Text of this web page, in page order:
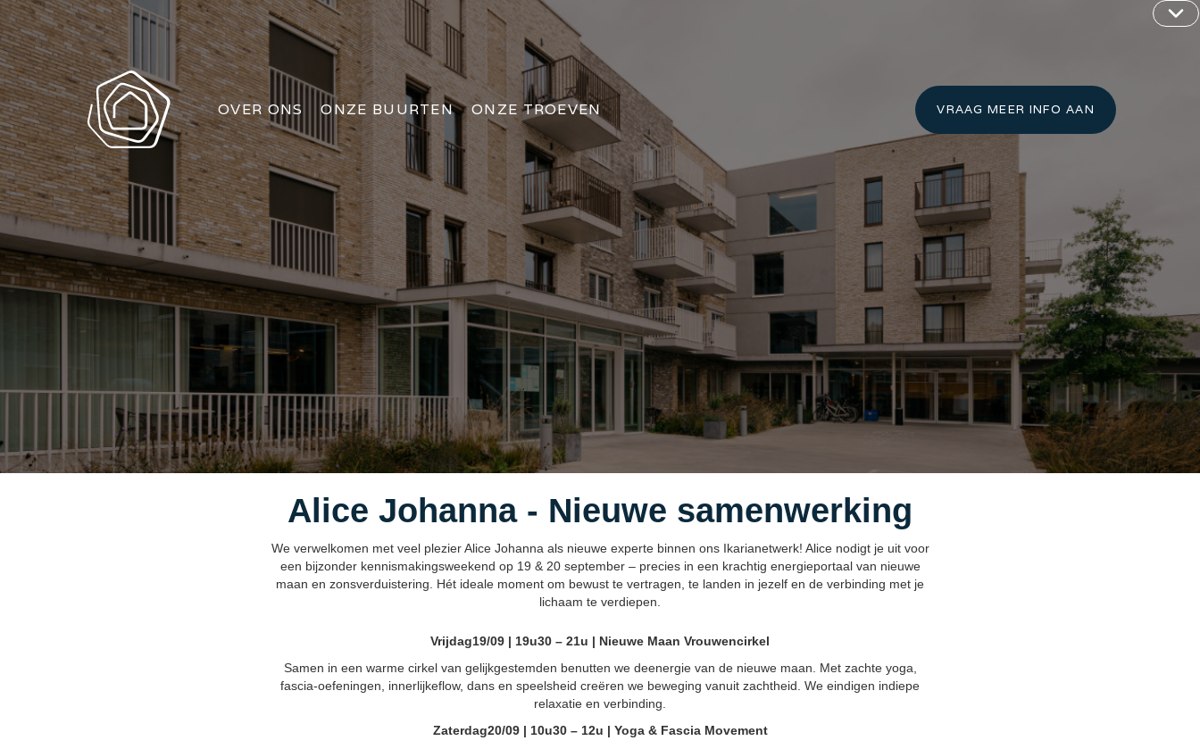
OVER ONS ONZE BUURTEN ONZE TROEVEN VRAAG MEER INFO AAN
Alice Johanna - Nieuwe samenwerking
We verwelkomen met veel plezier Alice Johanna als nieuwe experte binnen ons Ikarianetwerk! Alice nodigt je uit voor
een bijzonder kennismakingsweekend op 19 & 20 september – precies in een krachtig energieportaal van nieuwe
maan en zonsverduistering. Hét ideale moment om bewust te vertragen, te landen in jezelf en de verbinding met je
lichaam te verdiepen.
Vrijdag19/09 | 19u30 – 21u | Nieuwe Maan Vrouwencirkel
Samen in een warme cirkel van gelijkgestemden benutten we deenergie van de nieuwe maan. Met zachte yoga,
fascia-oefeningen, innerlijkeflow, dans en speelsheid creëren we beweging vanuit zachtheid. We eindigen indiepe
relaxatie en verbinding.
Zaterdag20/09 | 10u30 – 12u | Yoga & Fascia Movement